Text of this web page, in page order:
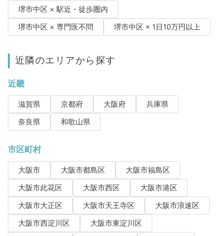
堺市中区 × 駅近・徒歩圏内
堺市中区 × 専門医不問
堺市中区 × 1日10万円以上
近隣のエリアから探す
近畿
滋賀県 京都府 大阪府
兵庫県
奈良県
和歌山県
市区町村
大阪市 大阪市都島区
大阪市福島区
大阪市此花区
大阪市西区
大阪市港区
大阪市大正区
大阪市天王寺区
大阪市浪速区
大阪市西淀川区
大阪市東淀川区